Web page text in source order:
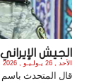
الجيش
الأحد , 26 يـولـيـو , 2026 الساعة 12:56:16 AM
قال المتحدث باسم